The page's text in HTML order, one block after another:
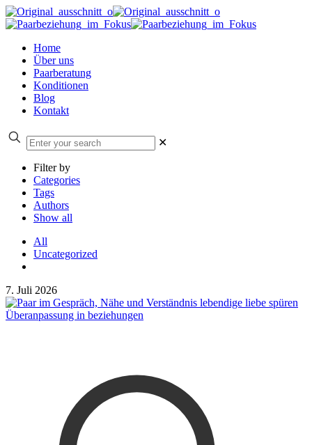
Home
Über uns
Paarberatung
Konditionen
Blog
Kontakt
✕
Filter by
Categories
Tags
Authors
Show all
All
Uncategorized
7. Juli 2026